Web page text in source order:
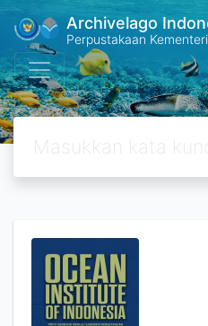
Archivelago
Perpustakaan